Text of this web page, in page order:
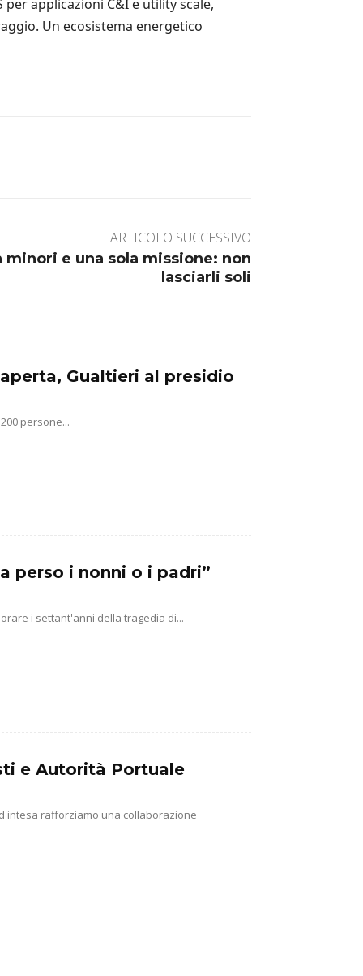
applicazioni C&I e utility scale,
Un ecosistema energetico
ARTICOLO SUCCESSIVO
e una sola missione: non
lasciarli soli
Gualtieri al presidio
persone...
perso i nonni o i padri”
i settant'anni della tragedia di...
e Autorità Portuale
rafforziamo una collaborazione